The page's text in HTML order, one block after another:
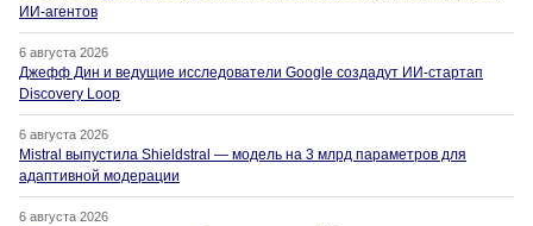
ИИ-агентов
6 августа 2026
Джефф Дин и ведущие исследователи Google создадут ИИ-стартап
Discovery Loop
6 августа 2026
Mistral выпустила Shieldstral — модель на 3 млрд параметров для
адаптивной модерации
6 августа 2026